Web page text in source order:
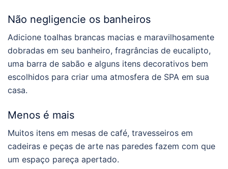
Não negligencie os banheiros
Adicione toalhas brancas macias e maravilhosamente
dobradas em seu banheiro, fragrâncias de eucalipto,
uma barra de sabão e alguns itens decorativos bem
escolhidos para criar uma atmosfera de SPA em sua
casa.
Menos é mais
Muitos itens em mesas de café, travesseiros em
cadeiras e peças de arte nas paredes fazem com que
um espaço pareça apertado.